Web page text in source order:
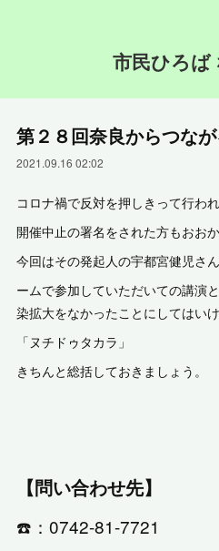
市民ひろば
第２８回奈良からつな
2021.09.16 02:02
コロナ禍で反対を押しきって行わ
開催中止の署名をされた方もおお
今回はその発起人の宇都宮健児さ
ームで参加していただいての講演
染拡大をなかったことにしてはいけ
「ヌチドゥタカラ」
きちんと総括しておきましょう。
【問い合わせ先】
☎️：0742-81-7721